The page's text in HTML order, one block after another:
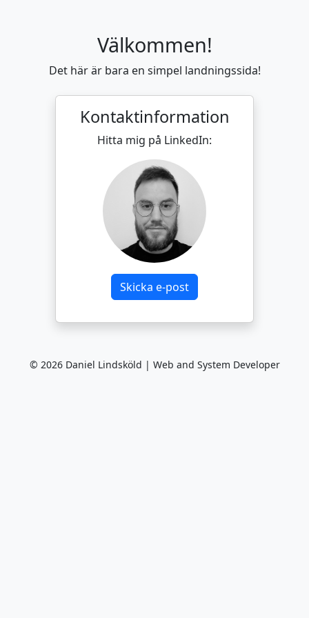
Välkommen!
Det här är bara en simpel landningssida!
Kontaktinformation
Hitta mig på LinkedIn:
Skicka e-post
© 2026Daniel Lindsköld | Web and System Developer